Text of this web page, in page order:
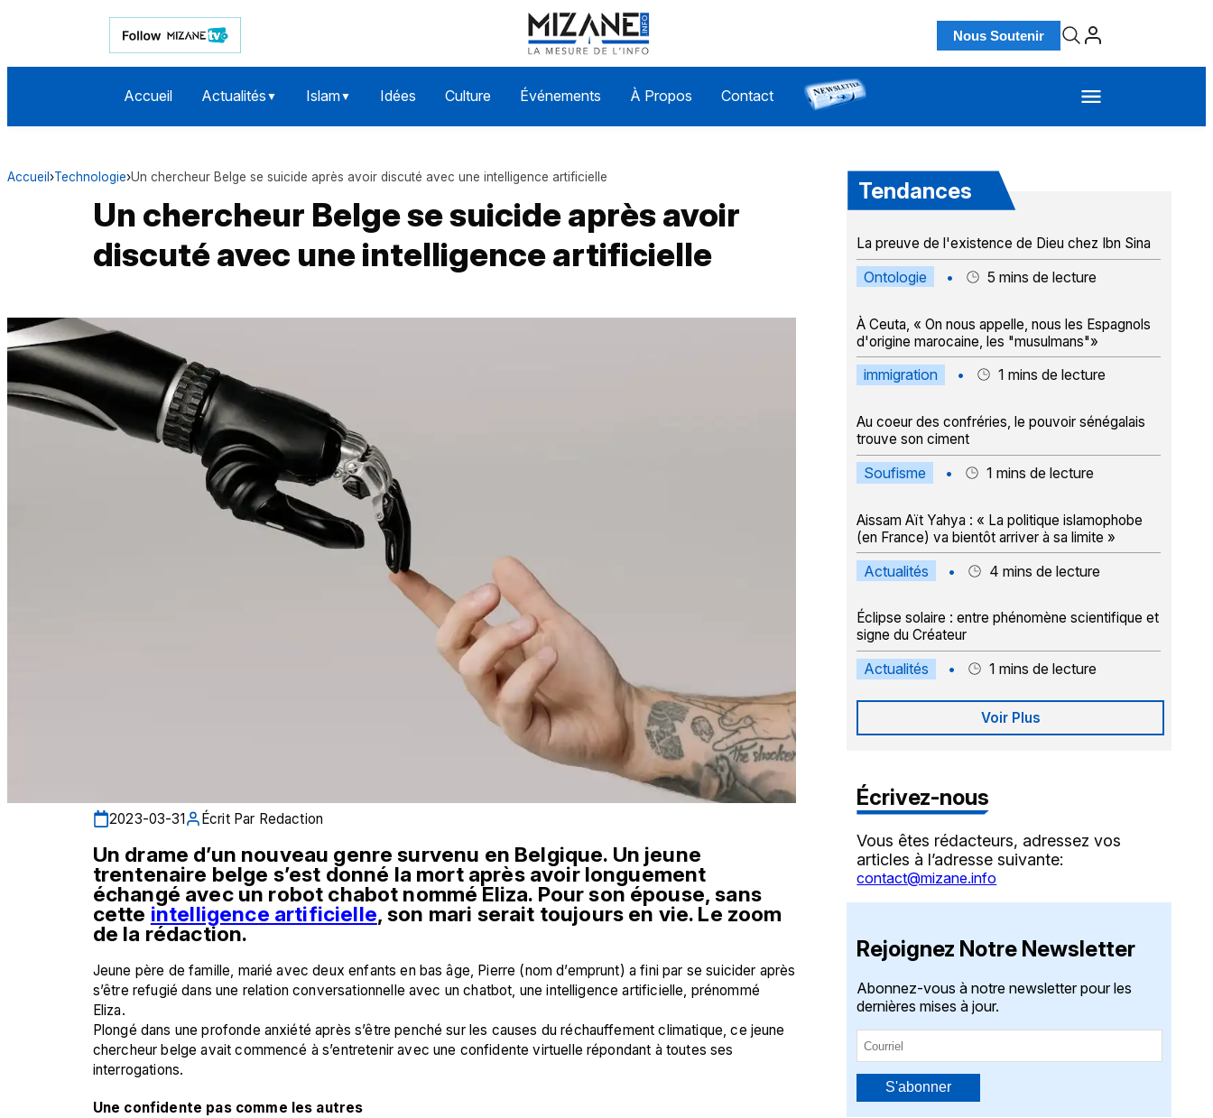
Nous Soutenir
Accueil Actualités ▼ Islam▼ Idées Culture Événements À Propos Contact
Accueil ›Technologie›Un chercheur Belge se suicide après avoir discuté avec une intelligence artificielle
Un chercheur Belge se suicide après avoir
discuté avec une intelligence artificielle
2023-03-31 Écrit Par Redaction
Un drame d’un nouveau genre survenu en Belgique. Un jeune
trentenaire belge s’est donné la mort après avoir longuement
échangé avec un robot chabot nommé Eliza. Pour son épouse, sans
cette intelligence artificielle, son mari serait toujours en vie. Le zoom
de la rédaction.
Jeune père de famille, marié avec deux enfants en bas âge, Pierre (nom d’emprunt) a fini par se suicider après
s’être refugié dans une relation conversationnelle avec un chatbot, une intelligence artificielle, prénommé
Eliza.
Plongé dans une profonde anxiété après s’être penché sur les causes du réchauffement climatique, ce jeune
chercheur belge avait commencé à s’entretenir avec une confidente virtuelle répondant à toutes ses
interrogations.
Une confidente pas comme les autres
Tendances
La preuve de l'existence de Dieu chez Ibn Sina
Ontologie • 5 mins de lecture
À Ceuta, « On nous appelle, nous les Espagnols
d'origine marocaine, les "musulmans"»
immigration • 1 mins de lecture
Au coeur des confréries, le pouvoir sénégalais
trouve son ciment
Soufisme • 1 mins de lecture
Aissam Aït Yahya : « La politique islamophobe
(en France) va bientôt arriver à sa limite »
Actualités • 4 mins de lecture
Éclipse solaire : entre phénomène scientifique et
signe du Créateur
Actualités • 1 mins de lecture
Voir Plus
Écrivez-nous
Vous êtes rédacteurs, adressez vos
articles à l’adresse suivante:
contact@mizane.info
Rejoignez Notre Newsletter
Abonnez-vous à notre newsletter pour les
dernières mises à jour.
S'abonner